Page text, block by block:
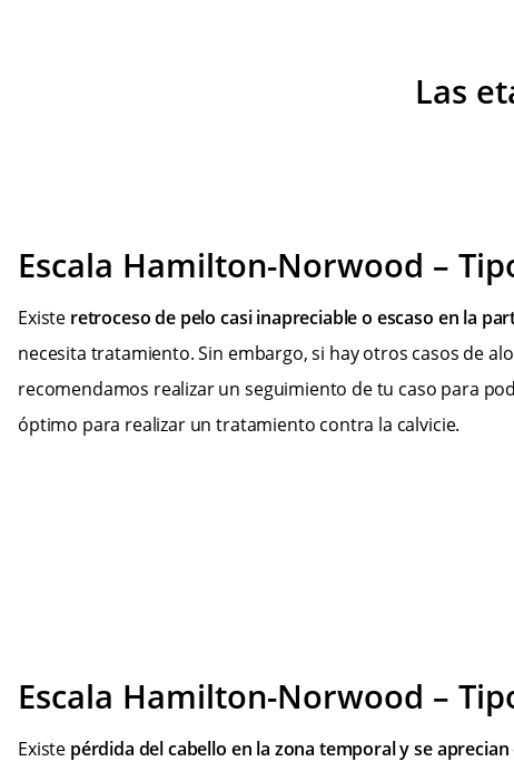
Las
Escala Hamilton-Norwood –
Existe retroceso de pelo casi inapreciable o escaso en la
necesita tratamiento. Sin embargo, si hay otros casos de
recomendamos realizar un seguimiento de tu caso para
óptimo para realizar un tratamiento contra la calvicie.
Escala Hamilton-Norwood –
Existe pérdida del cabello en la zona temporal y se